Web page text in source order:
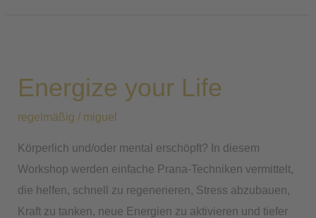
Energize your Life
regelmäßig / miguel
Körperlich und/oder mental erschöpft? In diesem
Workshop werden einfache Prana-Techniken vermittelt,
die helfen, schnell zu regenerieren, Stress abzubauen,
Kraft zu tanken, neue Energien zu aktivieren und tiefer
Life